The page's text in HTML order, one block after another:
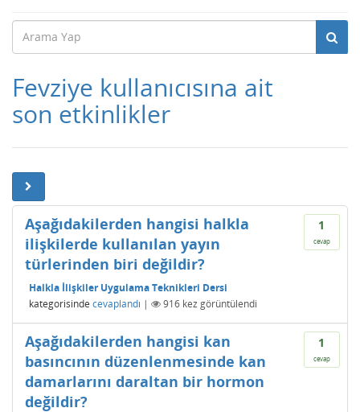
Fevziye kullanıcısına ait
son etkinlikler
1
cevap
Aşağıdakilerden hangisi halkla
ilişkilerde kullanılan yayın
türlerinden biri değildir?
Halkla İlişkiler Uygulama Teknikleri Dersi
kategorisinde cevaplandı | 916 kez görüntülendi
1
cevap
Aşağıdakilerden hangisi kan
basıncının düzenlenmesinde kan
damarlarını daraltan bir hormon
değildir?